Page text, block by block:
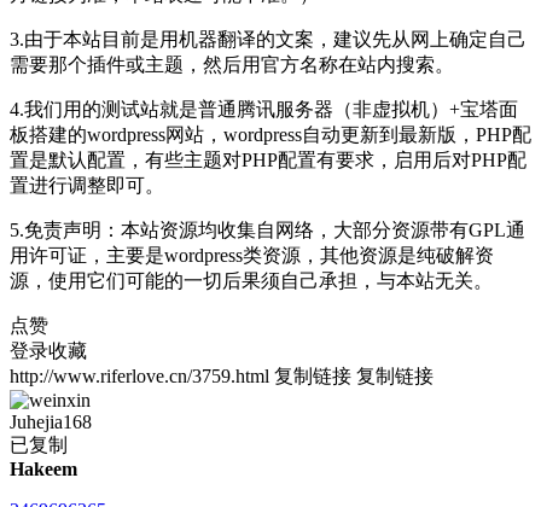
3.由于本站目前是用机器翻译的文案，建议先从网上确定自己
需要那个插件或主题，然后用官方名称在站内搜索。
4.我们用的测试站就是普通腾讯服务器（非虚拟机）+宝塔面
板搭建的wordpress网站，wordpress自动更新到最新版，PHP配
置是默认配置，有些主题对PHP配置有要求，启用后对PHP配
置进行调整即可。
5.免责声明：本站资源均收集自网络，大部分资源带有GPL通
用许可证，主要是wordpress类资源，其他资源是纯破解资
源，使用它们可能的一切后果须自己承担，与本站无关。
点赞
登录收藏
http://www.riferlove.cn/3759.html 复制链接 复制链接
Juhejia168
已复制
Hakeem